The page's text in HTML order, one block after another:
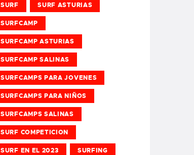
SURF SURF ASTURIAS
SURFCAMP
SURFCAMP ASTURIAS
SURFCAMP SALINAS
SURFCAMPS PARA JOVENES
SURFCAMPS PARA NIÑOS
SURFCAMPS SALINAS
SURF COMPETICION
SURF EN EL 2023 SURFING